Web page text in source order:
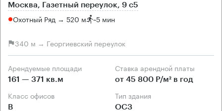
Москва, Газетный переулок, 9 с5
Охотный Ряд → 520 м ~5 мин
340 м → Георгиевский переулок
Арендуемые площади
161 — 371 кв.м
Ставка арендной платы
от 45 800 Р/м² в год
Класс офисов
B
Тип здания
ОСЗ